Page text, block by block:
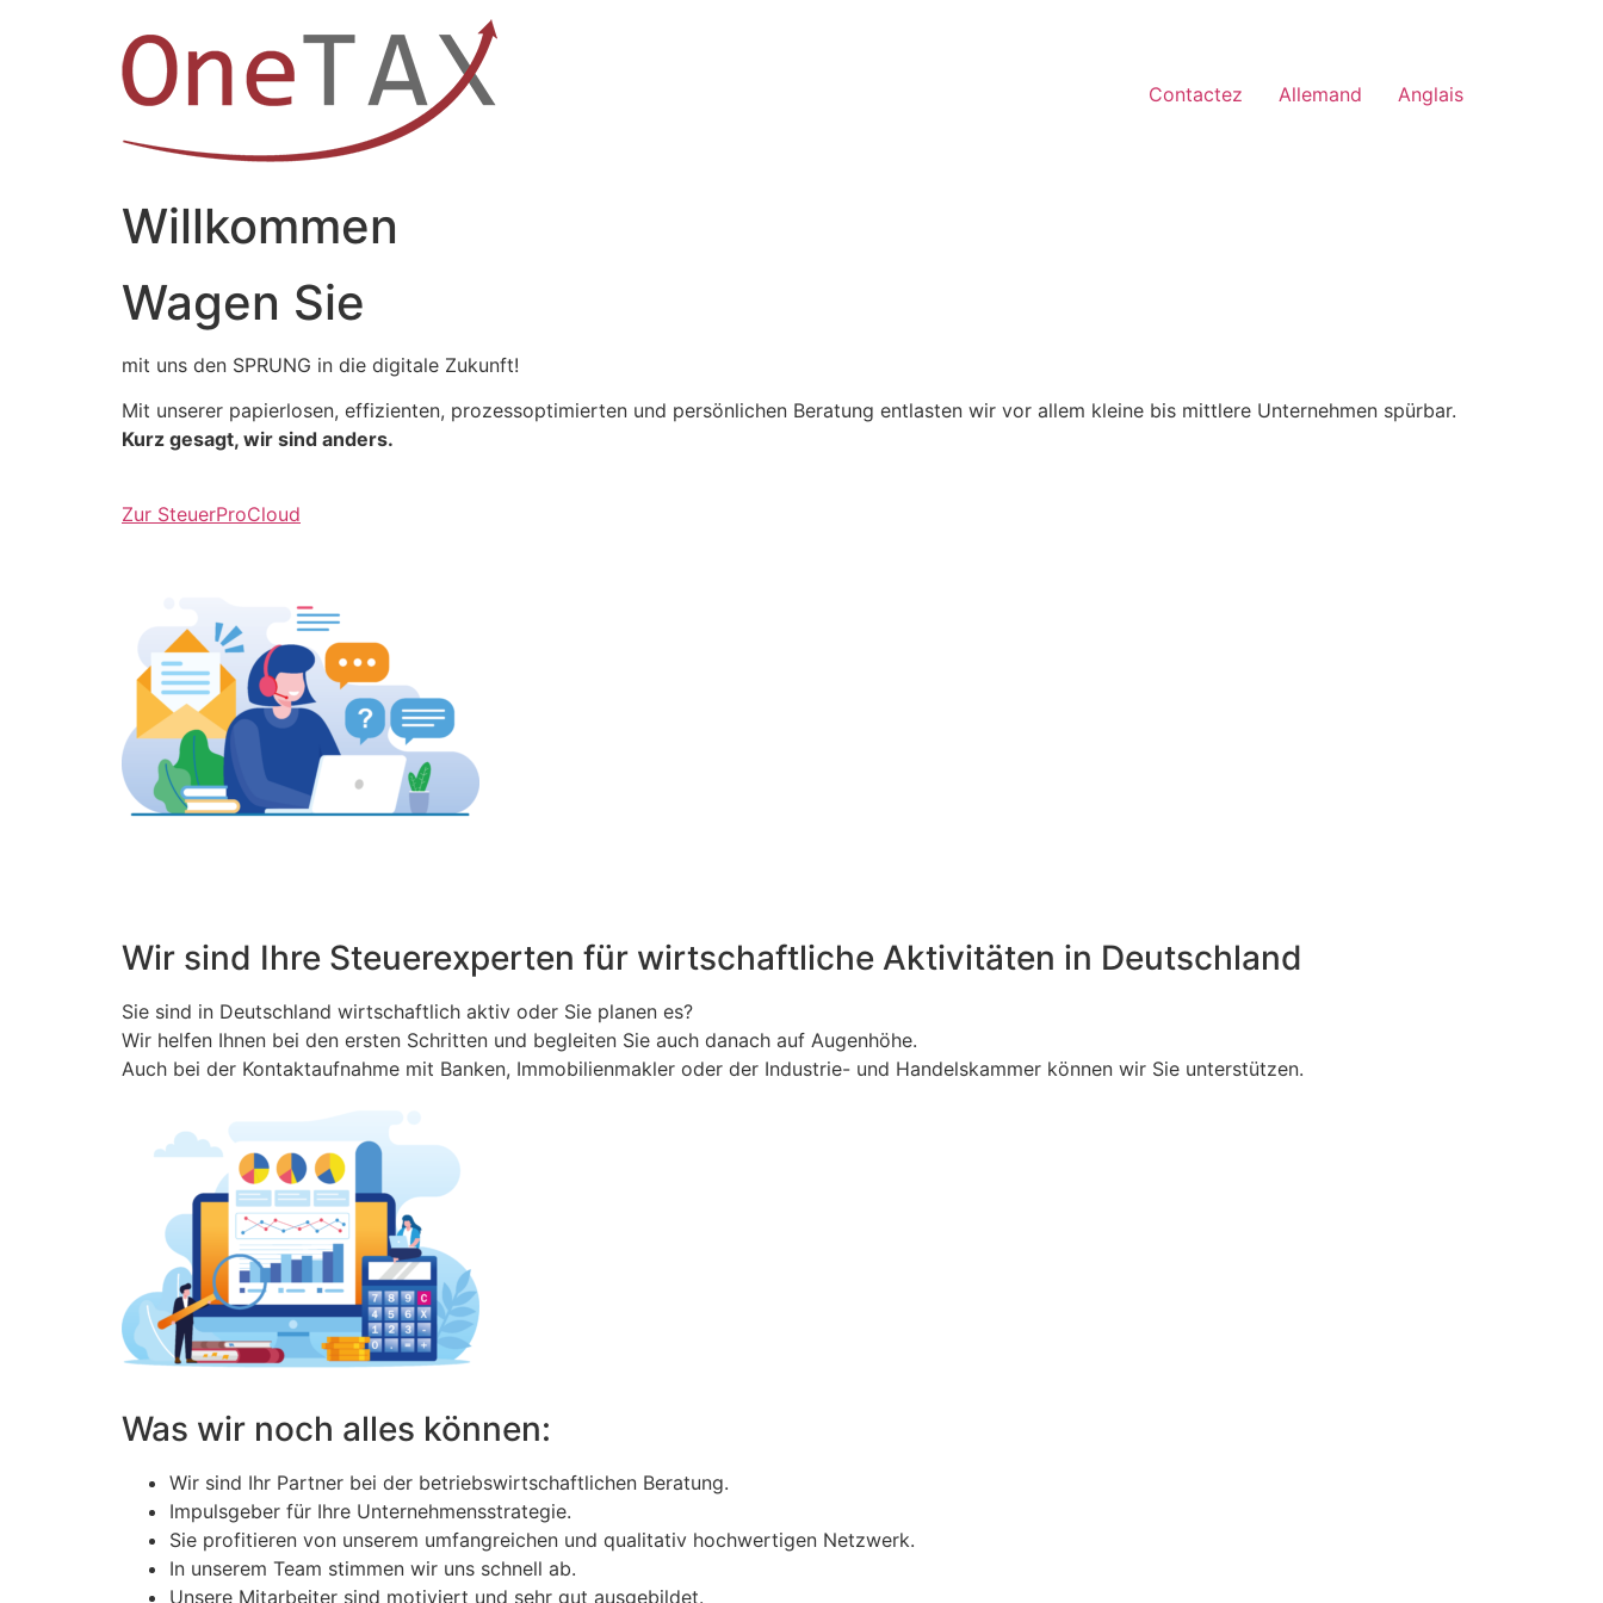
Contactez
Allemand Anglais
Willkommen
Wagen Sie
mit uns den SPRUNG in die digitale Zukunft!
Mit unserer papierlosen, effizienten, prozessoptimierten und persönlichen Beratung entlasten wir vor allem kleine bis mittlere Unternehmen spürbar.
Kurz gesagt, wir sind anders.
Zur SteuerProCloud
Wir sind Ihre Steuerexperten für wirtschaftliche Aktivitäten in Deutschland
Sie sind in Deutschland wirtschaftlich aktiv oder Sie planen es?
Wir helfen Ihnen bei den ersten Schritten und begleiten Sie auch danach auf Augenhöhe.
Auch bei der Kontaktaufnahme mit Banken, Immobilienmakler oder der Industrie- und Handelskammer können wir Sie unterstützen.
Was wir noch alles können:
Wir sind Ihr Partner bei der betriebswirtschaftlichen Beratung.
Impulsgeber für Ihre Unternehmensstrategie.
Sie profitieren von unserem umfangreichen und qualitativ hochwertigen Netzwerk.
In unserem Team stimmen wir uns schnell ab.
Unsere Mitarbeiter sind motiviert und sehr gut ausgebildet.